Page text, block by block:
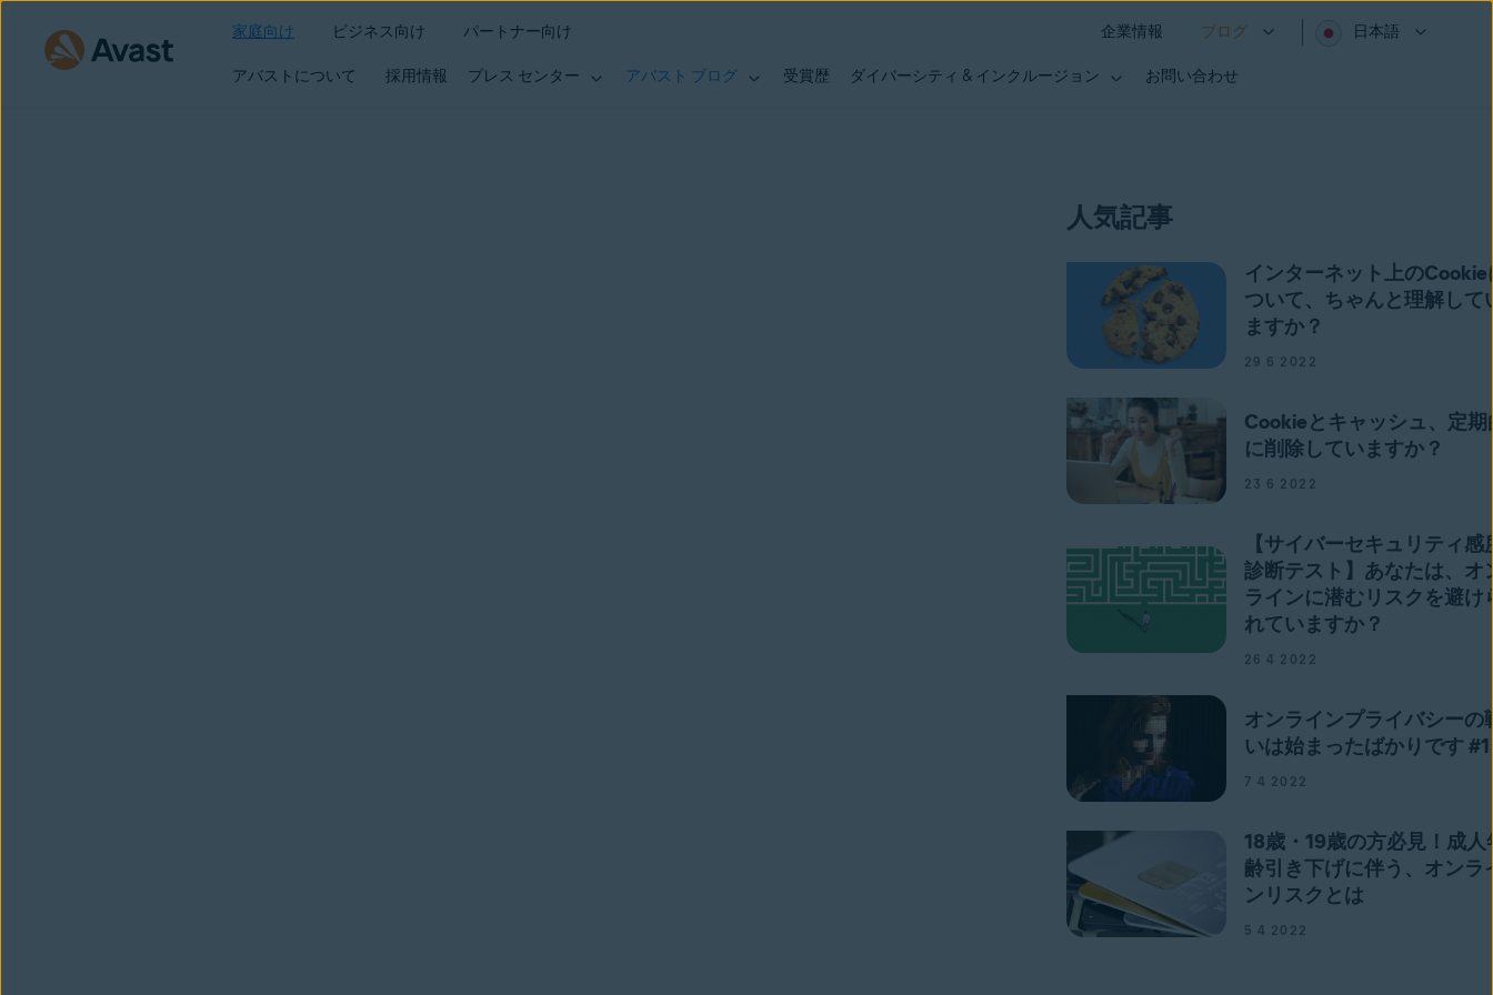
家庭向け ビジネス向け パートナー向け 企業情報 ブログ 日本語
アバストについて 採用情報 プレス センター アバスト ブログ 受賞歴 ダイバーシティ & インクルージョン お問い合わせ
人気記事
インターネット上のCookie
ついて、ちゃんと理解して
ますか？
29 6 2022
Cookieとキャッシュ、定期
に削除していますか？
23 6 2022
【サイバーセキュリティ感
診断テスト】あなたは、オ
ラインに潜むリスクを避け
れていますか？
26 4 2022
オンラインプライバシーの
いは始まったばかりです #1
7 4 2022
18歳・19歳の方必見！成人
齢引き下げに伴う、オンラ
ンリスクとは
5 4 2022